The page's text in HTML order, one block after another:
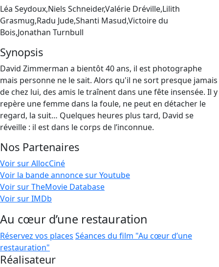
Léa Seydoux,Niels Schneider,Valérie Dréville,Lilith
Grasmug,Radu Jude,Shanti Masud,Victoire du
Bois,Jonathan Turnbull
Synopsis
David Zimmerman a bientôt 40 ans, il est photographe
mais personne ne le sait. Alors qu'il ne sort presque jamais
de chez lui, des amis le traînent dans une fête insensée. Il y
repère une femme dans la foule, ne peut en détacher le
regard, la suit… Quelques heures plus tard, David se
réveille : il est dans le corps de l’inconnue.
Nos Partenaires
Voir sur AllocCiné
Voir la bande annonce sur Youtube
Voir sur TheMovie Database
Voir sur IMDb
Au cœur d’une restauration
Réservez vos places Séances du film "Au cœur d’une
restauration"
Réalisateur